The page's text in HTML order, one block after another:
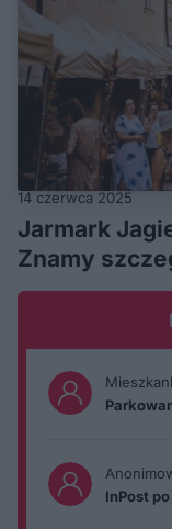
14 czerwca 2025
Jarmark
Znamy
InPost